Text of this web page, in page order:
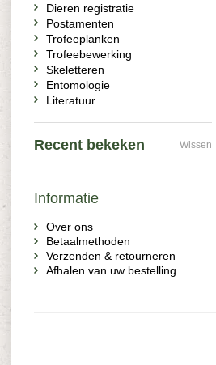
Dieren registratie
Postamenten
Trofeeplanken
Trofeebewerking
Skeletteren
Entomologie
Literatuur
Recent bekeken Wissen
Informatie
Over ons
Betaalmethoden
Verzenden & retourneren
Afhalen van uw bestelling